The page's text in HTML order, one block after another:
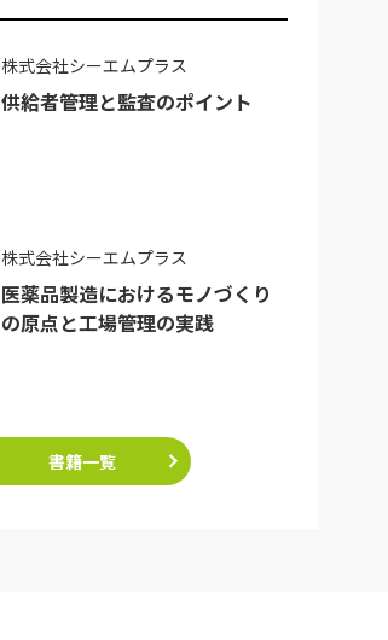
株式会社シーエムプラス
供給者管理と監査のポイント
株式会社シーエムプラス
医薬品製造におけるモノづくり
の原点と工場管理の実践
書籍一覧